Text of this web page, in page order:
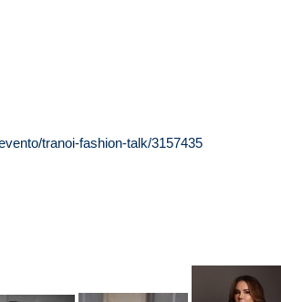
tranoi-fashion-talk/3157435